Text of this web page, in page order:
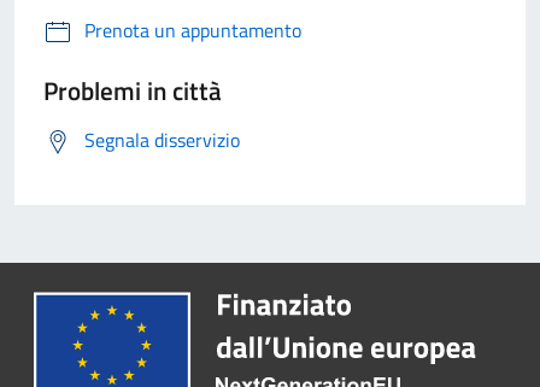
Prenota un appuntamento
Problemi in città
Segnala disservizio